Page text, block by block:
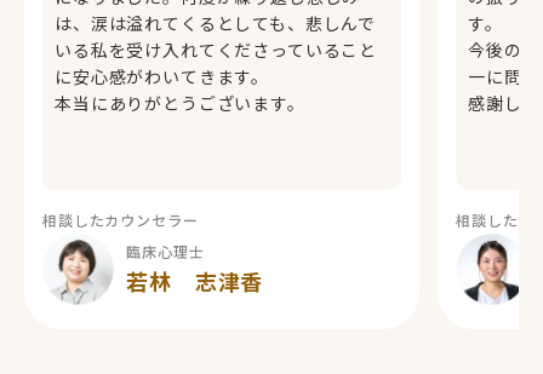
は、涙は溢れてくるとしても、悲しんで
いる私を受け入れてくださっていること
に安心感がわいてきます。
本当にありがとうございます。
相談したカウンセラー
臨床心理士
若林 志津香
す。
今後の
一に問
感謝し
相談したカ